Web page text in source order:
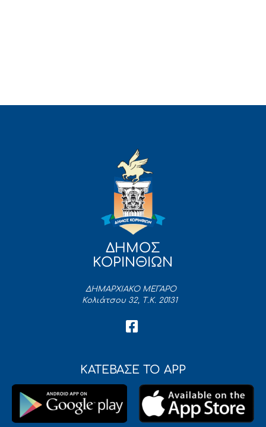
ΔΗΜΟΣ
ΚΟΡΙΝΘΙΩΝ
ΔΗΜΑΡΧΙΑΚΟ ΜΕΓΑΡΟ
Κολιάτσου 32, Τ.Κ. 20131
ΚΑΤΕΒΑΣΕ ΤΟ APP